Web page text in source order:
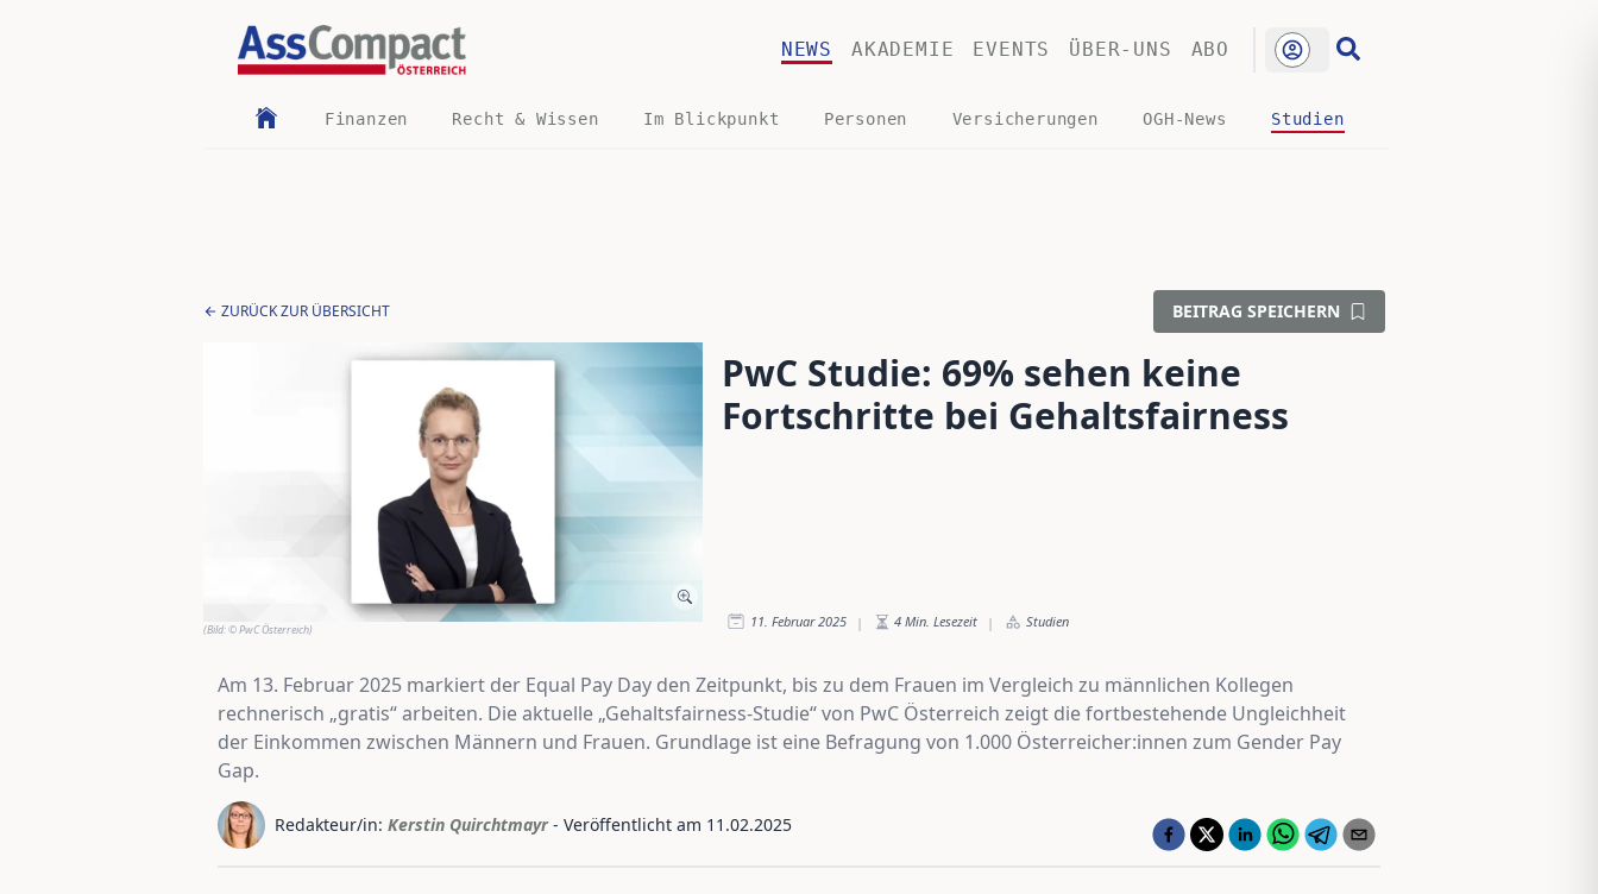
NEWS AKADEMIE EVENTS ÜBER-UNS ABO
Finanzen Recht & Wissen Im Blickpunkt Personen Versicherungen OGH-News Studien
ZURÜCK ZUR ÜBERSICHT BEITRAG SPEICHERN
(Bild:© PwC Österreich)
PwC Studie: 69% sehen keine
Fortschritte bei Gehaltsfairness
11. Februar 2025 | 4 Min. Lesezeit | Studien
Am 13. Februar 2025 markiert der Equal Pay Day den Zeitpunkt, bis zu dem Frauen im Vergleich zu männlichen Kollegen
rechnerisch „gratis“ arbeiten. Die aktuelle „Gehaltsfairness-Studie“ von PwC Österreich zeigt die fortbestehende Ungleichheit
der Einkommen zwischen Männern und Frauen. Grundlage ist eine Befragung von 1.000 Österreicher:innen zum Gender Pay
Gap.
Redakteur/in: Kerstin Quirchtmayr - Veröffentlicht am 11.02.2025